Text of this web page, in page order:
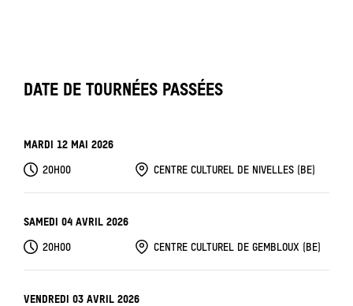
20H00 L'EDEN - CHARLEROI (BE)
DATE DE TOURNÉES PASSÉES
MARDI 12 MAI 2026
20H00 CENTRE CULTUREL DE NIVELLES (BE)
SAMEDI 04 AVRIL 2026
20H00 CENTRE CULTUREL DE GEMBLOUX (BE)
VENDREDI 03 AVRIL 2026